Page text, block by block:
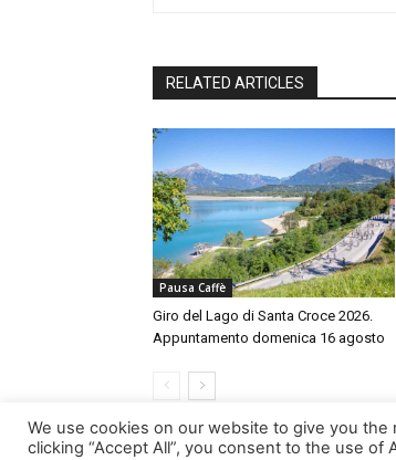
RELATED ARTICLES
Pausa Caffè
Giro del Lago di Santa Croce 2026.
Appuntamento domenica 16 agosto
We use cookies on our website to give you
clicking “Accept All”, you consent to the use